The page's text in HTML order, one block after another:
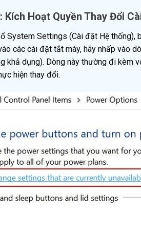
Kích Hoạt Quyền Thay Đổi
System Settings (Cài đặt Hệ thống),
các cài đặt tắt máy, hãy nhấp vào
khả dụng). Dòng này thường đi kèm
hiện thay đổi.